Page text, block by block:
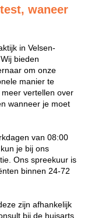
waneer
in Velsen-
bieden
om onze
manier te
vertellen over
wanneer je moet
van 08:00
je bij ons
Ons spreekuur is
binnen 24-72
zijn afhankelijk
bij de huisarts